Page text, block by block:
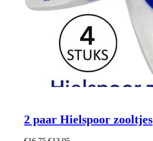
2 paar Hielspoor zooltjes